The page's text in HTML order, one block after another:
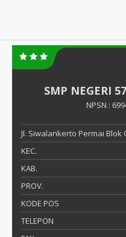
SMP NEGERI
NPSN :
Jl. Siwalankerto Permai Blok
KEC.
KAB.
PROV.
KODE POS
TELEPON